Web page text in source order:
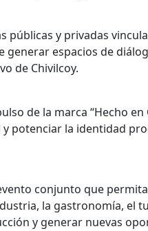
y privadas
generar espacios de
de Chivilcoy.
de la marca “Hecho en
potenciar la identidad
conjunto que
la gastronomía, el
y generar nuevas